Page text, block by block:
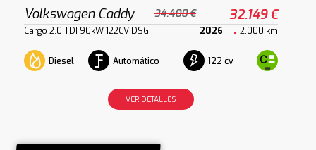
Volkswagen Caddy 34.400 € 32.149 €
Cargo 2.0 TDI 90kW 122CV DSG 2026 2.000 km
Diesel Automático 122 cv
VER DETALLES